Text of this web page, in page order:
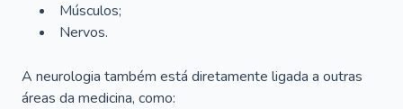
Músculos;
Nervos.
A neurologia também está diretamente ligada a outras
áreas da medicina, como: